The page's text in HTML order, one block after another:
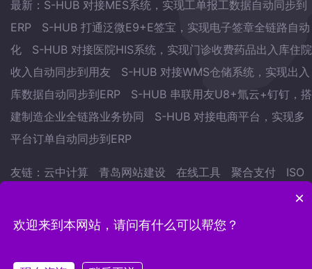
最新： S-HUB 对接MES系统，实现工单报工数据自动同步到
ERP
S-HUB 打通泛微E9+E签宝，实现电子签章全链路自动
化
S-HUB 对接医院HIS系统，实现门诊收费药品出入库住院
收入自动同步到用友
S-HUB 对接WMS仓储系统，实现出入
库数据自动同步到ERP
S-HUB 串联用友U8+氚云+钉钉，搭
建制造企业全链路业务协同
S-HUB 对接电商平台，实现多
平台订单自动同步到ERP
友链： 云中计算 青岛网站建设 在线工具 聚合支付
ISO
地表水监测
站
×
欢迎来到本网站，请问有什么可以帮您？